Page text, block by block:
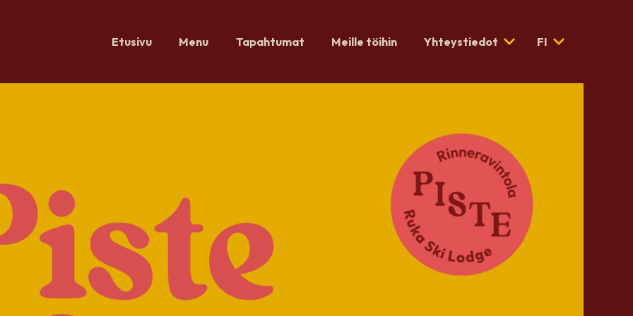
Etusivu Menu Tapahtumat Meille töihin Yhteystiedot FI